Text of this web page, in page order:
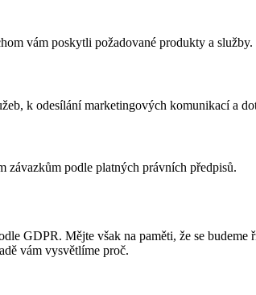
vám poskytli požadované produkty a služby.
k odesílání marketingových komunikací a
závazkům podle platných právních předpisů.
GDPR. Mějte však na paměti, že se
vám vysvětlíme proč.